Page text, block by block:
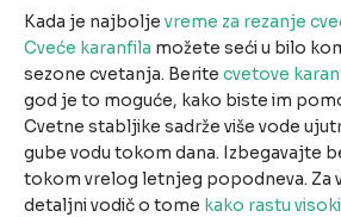
Kada je najbolje vreme za rezanje
Cveće karanfila možete seći u bilo
sezone cvetanja. Berite cvetove
god je to moguće, kako biste im
Cvetne stabljike sadrže više vode
gube vodu tokom dana. Izbegavajte
tokom vrelog letnjeg popodneva. Za
detaljni vodič o tome kako rastu